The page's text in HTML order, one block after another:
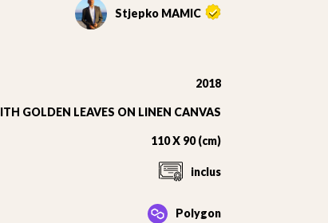
Stjepko MAMIC
2018
GOLDEN LEAVES ON LINEN CANVAS
110 X 90 (cm)
inclus
Polygon